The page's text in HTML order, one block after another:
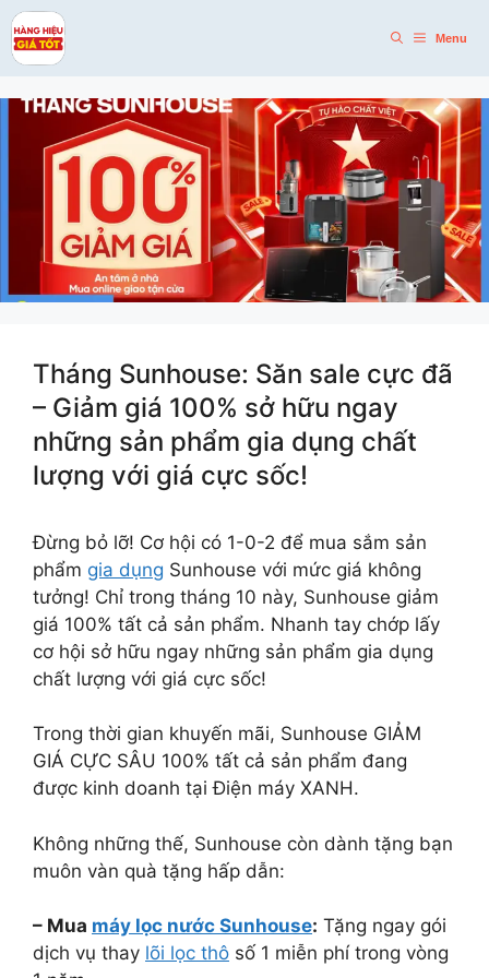
Skip
to
content
Menu
Tháng Sunhouse: Săn sale cực đã
– Giảm giá 100% sở hữu ngay
những sản phẩm gia dụng chất
lượng với giá cực sốc!
Đừng bỏ lỡ! Cơ hội có 1-0-2 để mua sắm sản
phẩm gia dụng Sunhouse với mức giá không
tưởng! Chỉ trong tháng 10 này, Sunhouse giảm
giá 100% tất cả sản phẩm. Nhanh tay chớp lấy
cơ hội sở hữu ngay những sản phẩm gia dụng
chất lượng với giá cực sốc!
Trong thời gian khuyến mãi, Sunhouse GIẢM
GIÁ CỰC SÂU 100% tất cả sản phẩm đang
được kinh doanh tại Điện máy XANH.
Không những thế, Sunhouse còn dành tặng bạn
muôn vàn quà tặng hấp dẫn:
– Mua máy lọc nước Sunhouse: Tặng ngay gói
dịch vụ thay lõi lọc thô số 1 miễn phí trong vòng